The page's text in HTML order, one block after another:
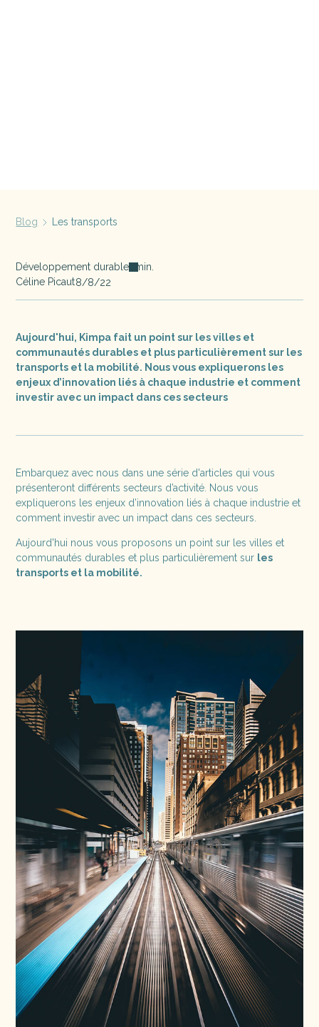
Blog Les transports
Développement durable
min.
Céline Picaut8/8/22
Aujourd'hui, Kimpa fait un point sur les villes et
communautés durables et plus particulièrement sur les
transports et la mobilité. Nous vous expliquerons les
enjeux d’innovation liés à chaque industrie et comment
investir avec un impact dans ces secteurs
Embarquez avec nous dans une série d'articles qui vous
présenteront différents secteurs d’activité. Nous vous
expliquerons les enjeux d’innovation liés à chaque industrie et
comment investir avec un impact dans ces secteurs.
Aujourd'hui nous vous proposons un point sur les villes et
communautés durables et plus particulièrement sur les
transports et la mobilité.